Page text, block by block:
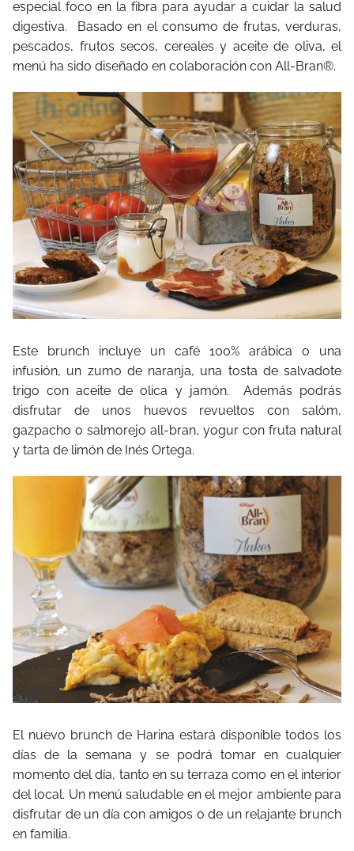
especial foco en la fibra para ayudar a cuidar la salud
digestiva.
Basado en el consumo de frutas, verduras,
pescados, frutos secos, cereales y aceite de oliva, el
menú ha sido diseñado en colaboración con All-Bran®.
Este brunch incluye un café 100% arábica o una
infusión, un zumo de naranja, una tosta de salvadote
trigo con aceite de olica y jamón.
Además podrás
disfrutar de unos huevos revueltos con salóm,
gazpacho o salmorejo all-bran, yogur con fruta natural
y tarta de limón de Inés Ortega.
El nuevo brunch de Harina estará disponible todos los
días de la semana y se podrá tomar en cualquier
momento del día, tanto en su terraza como en el interior
del local. Un menú saludable en el mejor ambiente para
disfrutar de un día con amigos o de un relajante brunch
en familia.